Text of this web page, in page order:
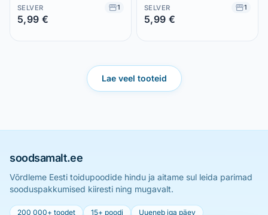
SELVER 1
5,99 €
SELVER 1
5,99 €
Lae veel tooteid
soodsamalt.ee
Võrdleme Eesti toidupoodide hindu ja aitame sul leida parimad
sooduspakkumised kiiresti ning mugavalt.
200 000+ toodet 15+ poodi Uueneb iga päev